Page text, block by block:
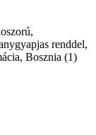
renddel,
Bosznia (1)